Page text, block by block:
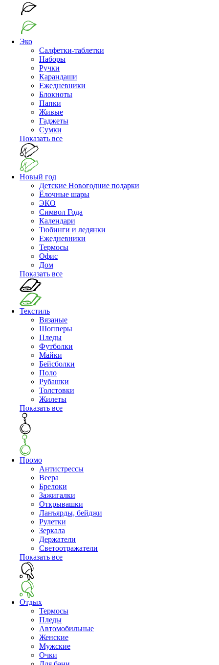
Эко
Салфетки-таблетки
Наборы
Ручки
Карандаши
Ежедневники
Блокноты
Папки
Живые
Гаджеты
Сумки
Показать все
Новый год
Детские Новогодние подарки
Ёлочные шары
ЭКО
Символ Года
Календари
Тюбинги и ледянки
Ежедневники
Термосы
Офис
Дом
Показать все
Текстиль
Вязаные
Шопперы
Пледы
Футболки
Майки
Бейсболки
Поло
Рубашки
Толстовки
Жилеты
Показать все
Промо
Антистрессы
Веера
Брелоки
Зажигалки
Открывашки
Ланъярды, бейджи
Рулетки
Зеркала
Держатели
Светоотражатели
Показать все
Отдых
Термосы
Пледы
Автомобильные
Женские
Мужские
Очки